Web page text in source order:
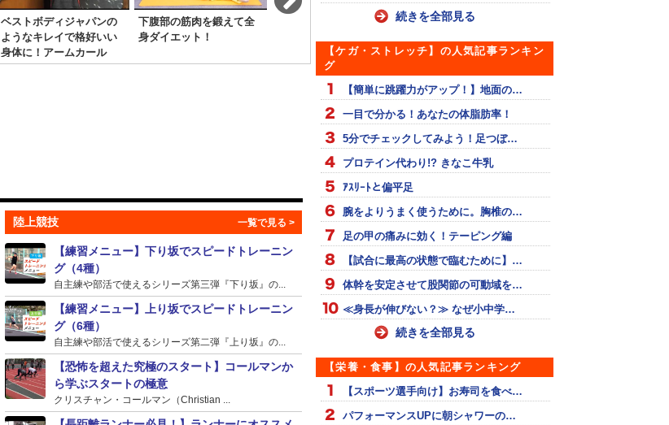
ベストボディジャパンの
ようなキレイで格好いい
身体に！アームカール
下腹部の筋肉を鍛えて全
身ダイエット！
におすすめなプッシュア
ップ25種目
『跳躍力アップを目指
ークアウト
陸上競技
【練習メニュー】下り坂でスピードトレーニン
グ（4種）
自主練や部活で使えるシリーズ第三弾『下り坂』の...
【練習メニュー】上り坂でスピードトレーニン
グ（6種）
自主練や部活で使えるシリーズ第二弾『上り坂』の...
【恐怖を超えた究極のスタート】コールマンか
ら学ぶスタートの極意
クリスチャン・コールマン（Christian ...
続きを全部見る
【ケガ・ストレッチ】の人気記事ランキン
グ
【簡単に跳躍力がアップ！】地面の…
一目で分かる！あなたの体脂肪率！
5分でチェックしてみよう！足つぼ…
プロテイン代わり!? きなこ牛乳
ｱｽﾘｰﾄと偏平足
腕をよりうまく使うために。胸椎の…
足の甲の痛みに効く！テーピング編
【試合に最高の状態で臨むために】…
体幹を安定させて股関節の可動域を…
≪身長が伸びない？≫ なぜ小中学…
続きを全部見る
【栄養・食事】の人気記事ランキング
【スポーツ選手向け】お寿司を食べ…
パフォーマンスUPに朝シャワーの…